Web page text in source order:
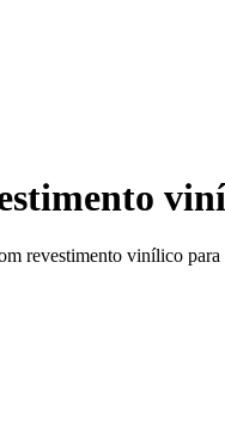
revestimento vinílico